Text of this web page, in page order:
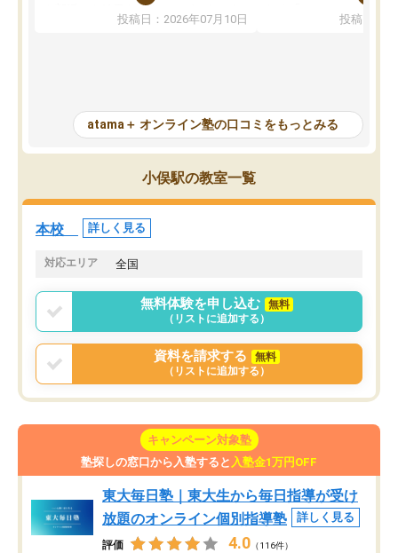
も部活でも結果を残すことができてよ
かった。また問題演習の際に、自分が
が、自分で自分の管理ができない人に
とっては難しい部分もあるのではない
かと思った。
投稿日：2026年07月10日
項目のおかげで、手軽
元数が可視化されるので
しながら意欲的に取り組
常に効果を実感している
すめできる塾です。
投稿日：
atama＋ オンライン塾の口コミをもっとみる
小俣駅の教室一覧
本校 詳しく見る
対応エリア 全国
無料体験を申し込む
無料
（リストに追加する）
資料を請求する
無料
（リストに追加する）
キャンペーン対象塾
塾探しの窓口から入塾すると 入塾金1万円OFF
東大毎日塾｜東大生から毎日指導が受け
放題のオンライン個別指導塾
詳しく見る
評価 4.0 （116件）